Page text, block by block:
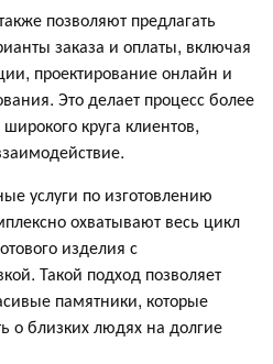
позволяют предлагать
заказа и оплаты, включая
проектирование онлайн и
Это делает процесс более
круга клиентов,
услуги по изготовлению
охватывают весь цикл
изделия с
Такой подход позволяет
памятники, которые
о близких людях на долгие